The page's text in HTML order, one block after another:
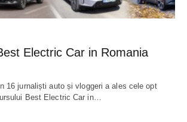
Electric Car in Romania
16 jurnaliști auto și vloggeri a ales cele opt
Best Electric Car in…